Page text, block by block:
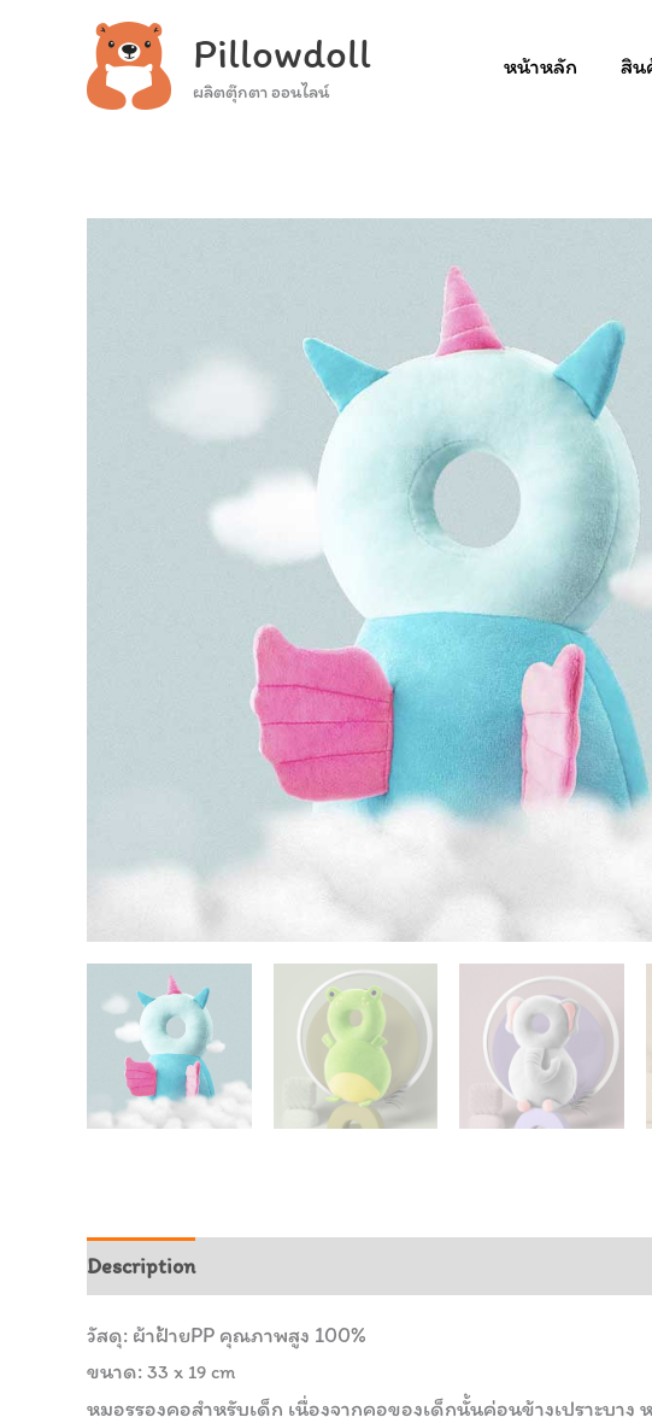
Pillowdoll
ผลิตตุ๊กตา ออนไลน์
หน้าหลัก สิน
Description
วัสดุ: ผ้าฝ้ายPP คุณภาพสูง 100%
ขนาด: 33 x 19 cm
หมอรรองคอสำหรับเด็ก เนื่องจากคอของเด็กนั้นค่อนข้างเปราะบา